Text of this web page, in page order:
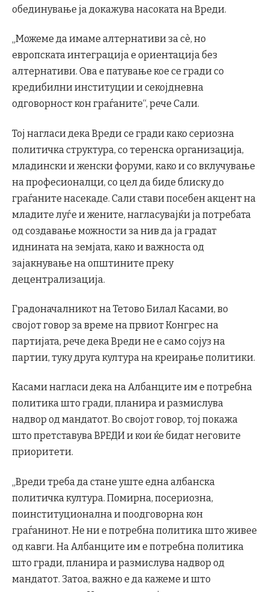
обединување ја докажува насоката на Вреди.
„Можеме да имаме алтернативи за сè, но
европската интеграција е ориентација без
алтернативи. Ова е патување кое се гради со
кредибилни институции и секојдневна
одговорност кон граѓаните“, рече Сали.
Тој нагласи дека Вреди се гради како сериозна
политичка структура, со теренска организација,
младински и женски форуми, како и со вклучување
на професионалци, со цел да биде блиску до
граѓаните насекаде. Сали стави посебен акцент на
младите луѓе и жените, нагласувајќи ја потребата
од создавање можности за нив да ја градат
иднината на земјата, како и важноста од
зајакнување на општините преку
децентрализација.
Градоначалникот на Тетово Билал Касами, во
својот говор за време на првиот Конгрес на
партијата, рече дека Вреди не е само сојуз на
партии, туку друга култура на креирање политики.
Касами нагласи дека на Албанците им е потребна
политика што гради, планира и размислува
надвор од мандатот. Во својот говор, тој покажа
што претставува ВРЕДИ и кои ќе бидат неговите
приоритети.
„Вреди треба да стане уште една албанска
политичка култура. Помирна, посериозна,
поинституционална и поодговорна кон
граѓанинот. Не ни е потребна политика што живее
од кавги. На Албанците им е потребна политика
што гради, планира и размислува надвор од
мандатот. Затоа, важно е да кажеме и што